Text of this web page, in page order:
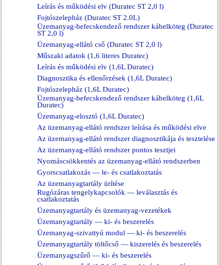
Leírás és működési elv (Duratec ST 2,0 l)
Fojtószelepház (Duratec ST 2.0L)
Üzemanyag-befecskendező rendszer kábelköteg (Duratec
ST 2,0 l)
Üzemanyag-ellátó cső (Duratec ST 2,0 l)
Műszaki adatok (1,6 literes Duratec)
Leírás és működési elv (1,6L Duratec)
Diagnosztika és ellenőrzések (1,6L Duratec)
Fojtószelepház (1,6L Duratec)
Üzemanyag-befecskendező rendszer kábelköteg (1,6L
Duratec)
Üzemanyag-elosztó (1,6L Duratec)
Az üzemanyag-ellátó rendszer leírása és működési elve
Az üzemanyag-ellátó rendszer diagnosztikája és tesztelése
Az üzemanyag-ellátó rendszer pontos tesztjei
Nyomáscsökkentés az üzemanyag-ellátó rendszerben
Gyorscsatlakozás — le- és csatlakoztatás
Az üzemanyagtartály ürítése
Rugózáras tengelykapcsolók — leválasztás és
csatlakoztatás
Üzemanyagtartály és üzemanyag-vezetékek
Üzemanyagtartály — ki- és beszerelés
Üzemanyag-szivattyú modul — ki- és beszerelés
Üzemanyagtartály töltőcső — kiszerelés és beszerelés
Üzemanyagszűrő — ki- és beszerelés